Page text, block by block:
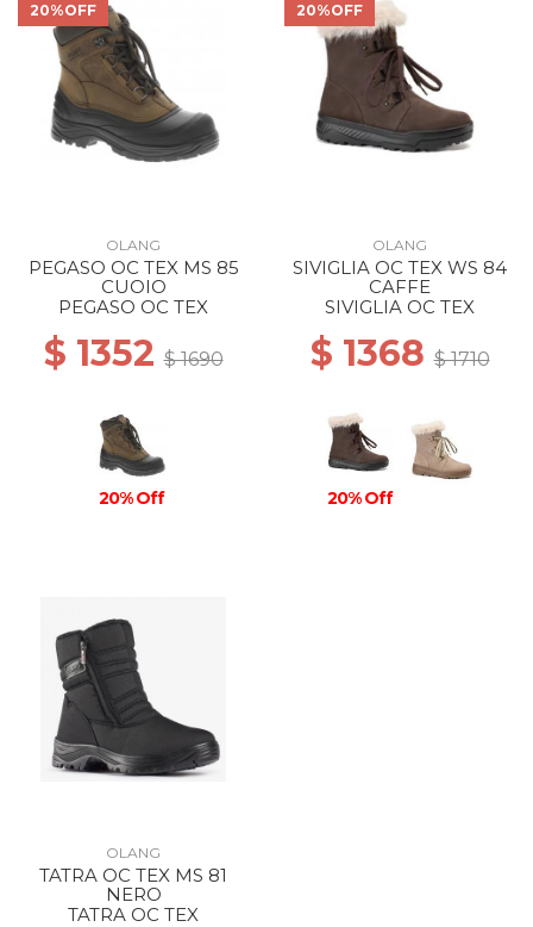
20%OFF
OLANG
PEGASO OC TEX MS 85
CUOIO
PEGASO OC TEX
$ 1352$ 1690
20% Off
20%OFF
OLANG
SIVIGLIA OC TEX WS 84
CAFFE
SIVIGLIA OC TEX
$ 1368$ 1710
20% Off
OLANG
TATRA OC TEX MS 81
NERO
TATRA OC TEX